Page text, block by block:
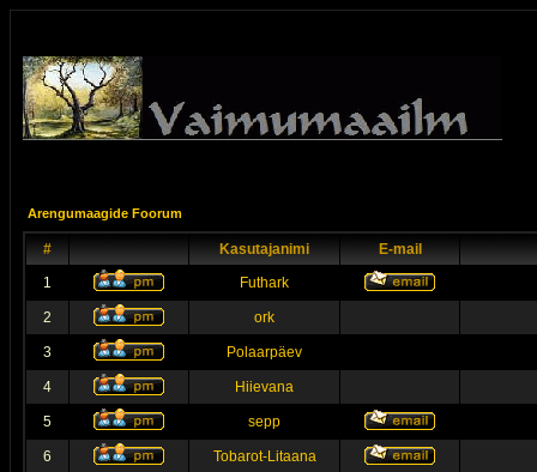
Arengumaagide Foorum
# Kasutajanimi
E-mail
1
Futhark
2 ork
3 Polaarpäev
4 Hiievana
5 sepp
6 Tobarot-Litaana